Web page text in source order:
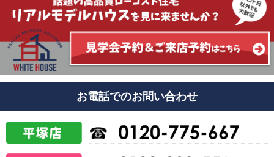
お電話でのお問い合わせ